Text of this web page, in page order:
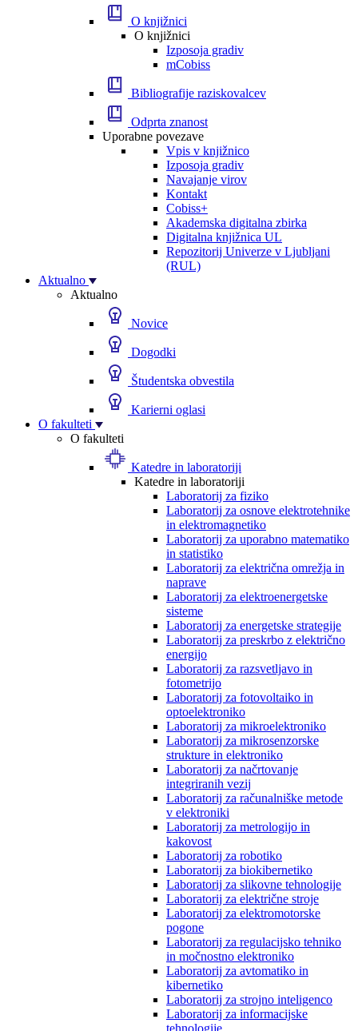
O knjižnici
O knjižnici
Izposoja gradiv
mCobiss
Bibliografije raziskovalcev
Odprta znanost
Uporabne povezave
Vpis v knjižnico
Izposoja gradiv
Navajanje virov
Kontakt
Cobiss+
Akademska digitalna zbirka
Digitalna knjižnica UL
Repozitorij Univerze v Ljubljani
(RUL)
Aktualno
Aktualno
Novice
Dogodki
Študentska obvestila
Karierni oglasi
O fakulteti
O fakulteti
Katedre in laboratoriji
Katedre in laboratoriji
Laboratorij za fiziko
Laboratorij za osnove elektrotehnike
in elektromagnetiko
Laboratorij za uporabno matematiko
in statistiko
Laboratorij za električna omrežja in
naprave
Laboratorij za elektroenergetske
sisteme
Laboratorij za energetske strategije
Laboratorij za preskrbo z električno
energijo
Laboratorij za razsvetljavo in
fotometrijo
Laboratorij za fotovoltaiko in
optoelektroniko
Laboratorij za mikroelektroniko
Laboratorij za mikrosenzorske
strukture in elektroniko
Laboratorij za načrtovanje
integriranih vezij
Laboratorij za računalniške metode
v elektroniki
Laboratorij za metrologijo in
kakovost
Laboratorij za robotiko
Laboratorij za biokibernetiko
Laboratorij za slikovne tehnologije
Laboratorij za električne stroje
Laboratorij za elektromotorske
pogone
Laboratorij za regulacijsko tehniko
in močnostno elektroniko
Laboratorij za avtomatiko in
kibernetiko
Laboratorij za strojno inteligenco
Laboratorij za informacijske
tehnologije